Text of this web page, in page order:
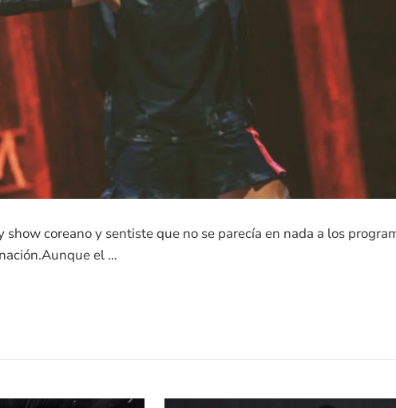
coreano y sentiste que no se parecía en nada a los
el …